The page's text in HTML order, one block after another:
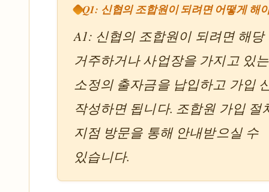
Q1: 신협의 조합원이 되려면 어떻게 해
A1: 신협의 조합원이 되려면 해당
거주하거나 사업장을 가지고 있
소정의 출자금을 납입하고 가입
작성하면 됩니다. 조합원 가입 절
지점 방문을 통해 안내받으실 수
있습니다.